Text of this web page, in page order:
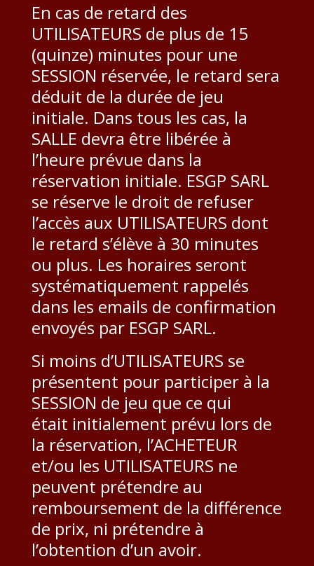
En cas de retard des
UTILISATEURS de plus de 15
(quinze) minutes pour une
SESSION réservée, le retard sera
déduit de la durée de jeu
initiale. Dans tous les cas, la
SALLE devra être libérée à
l’heure prévue dans la
réservation initiale. ESGP SARL
se réserve le droit de refuser
l’accès aux UTILISATEURS dont
le retard s’élève à 30 minutes
ou plus. Les horaires seront
systématiquement rappelés
dans les emails de confirmation
envoyés par ESGP SARL.
Si moins d’UTILISATEURS se
présentent pour participer à la
SESSION de jeu que ce qui
était initialement prévu lors de
la réservation, l’ACHETEUR
et/ou les UTILISATEURS ne
peuvent prétendre au
remboursement de la différence
de prix, ni prétendre à
l’obtention d’un avoir.